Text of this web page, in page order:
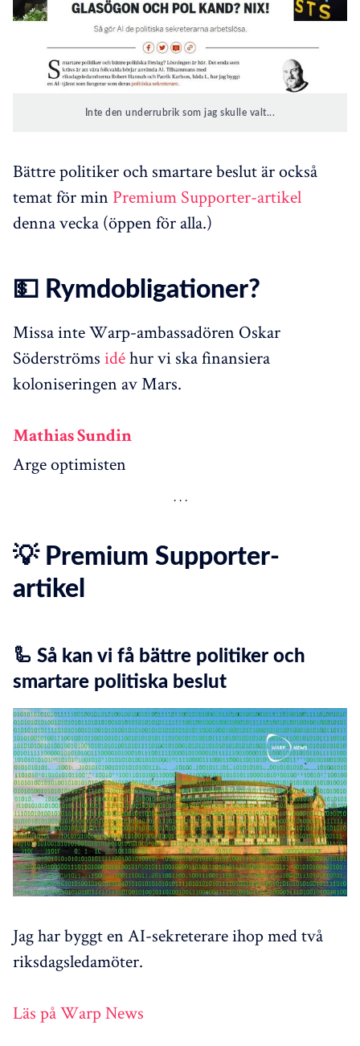
Inte den underrubrik som jag skulle valt...
Bättre politiker och smartare beslut är också
temat för min Premium Supporter-artikel
denna vecka (öppen för alla.)
💵 Rymdobligationer?
Missa inte Warp-ambassadören Oskar
Söderströms idéhur vi ska finansiera
koloniseringen av Mars.
Mathias Sundin
Arge optimisten
💡 Premium Supporter-
artikel
🦾 Så kan vi få bättre politiker och
smartare politiska beslut
Jag har byggt en AI-sekreterare ihop med två
riksdagsledamöter.
Läs på Warp News